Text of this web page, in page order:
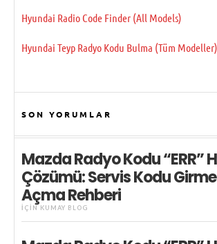
Hyundai Radio Code Finder (All Models)
Hyundai Teyp Radyo Kodu Bulma (Tüm Modeller)
SON YORUMLAR
Mazda Radyo Kodu “ERR”
Çözümü: Servis Kodu
Açma Rehberi
IÇIN KUMAY BLOG